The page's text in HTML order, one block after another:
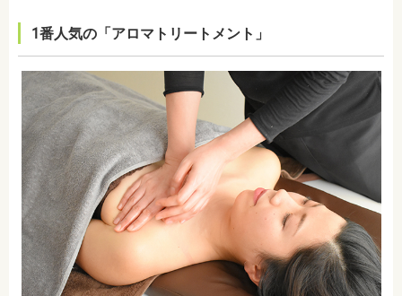
1番人気の「アロマトリートメント」